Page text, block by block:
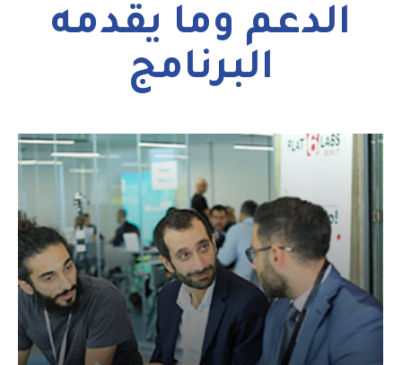
الدعم وما يقدمه
البرنامج